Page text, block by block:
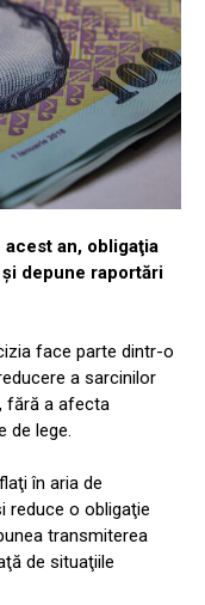
an, obligaţia
depune raportări
face parte dintr-o
a sarcinilor
fără a afecta
de lege.
în aria de
reduce o obligaţie
transmiterea
de situaţiile